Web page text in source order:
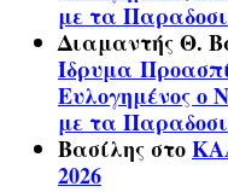
με τα
Διαμαντής Θ.
Ίδρυμα
Ευλογημένος ο
με τα
Βασίληςστο
2026